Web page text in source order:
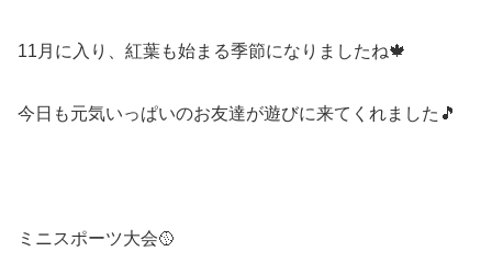
11月に入り、紅葉も始まる季節になりましたね🍁
今日も元気いっぱいのお友達が遊びに来てくれました🎵
ミニスポーツ大会🥎